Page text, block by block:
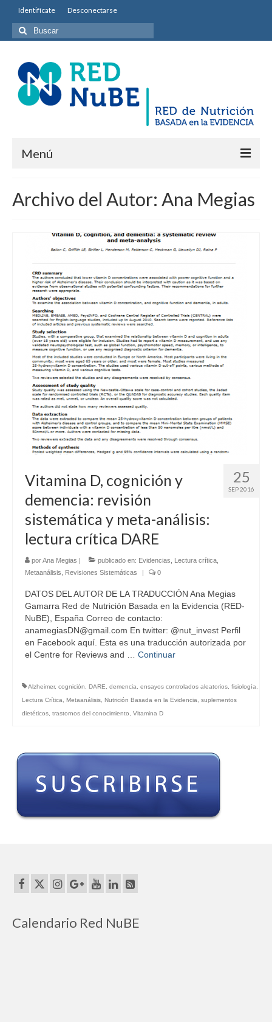
Identifícate Desconectarse
Buscar
por:
Menú
Misión y Objetivos
Entidades colaboradoras
RECURSOS
Herramientas
Manuales
Publicaciones de interés
COMUNIDAD DE APRENDIZAJE
META-INVESTIGACIÓN
BLOG
Archivo del Autor: Ana Megias
25
SEP 2016
Vitamina D, cognición y
demencia: revisión
sistemática y meta-análisis:
lectura crítica DARE
porAna Megias | publicado en: Evidencias Lectura crítica
Metaanálisis
Revisiones Sistemáticas | 0
DATOS DEL AUTOR DE LA TRADUCCIÓN Ana Megias
Gamarra Red de Nutrición Basada en la Evidencia (RED-
NuBE), España Correo de contacto:
anamegiasDN@gmail.com En twitter: @nut_invest Perfil
en Facebook aquí. Esta es una traducción autorizada por
el Centre for Reviews and … Continuar
Alzheimer, cognición DARE demencia ensayos controlados aleatorios fisiología
Lectura Crítica
Metaanálisis Nutrición Basada en la Evidencia
suplementos
dietéticos trastornos del conocimiento Vitamina D
Calendario Red NuBE